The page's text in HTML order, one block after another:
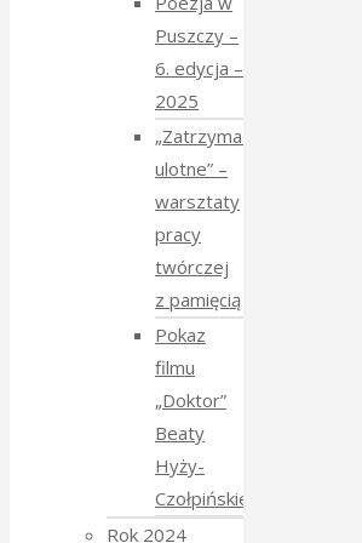
Puszczy –
6. edycja –
2025
„Zatrzymać
ulotne” –
warsztaty
pracy
twórczej
z pamięcią
Pokaz
filmu
„Doktor”
Beaty
Hyży-
Czołpińskiej
Rok 2024